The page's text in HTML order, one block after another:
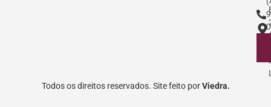
Todos os direitos reservados. Site feito porViedra.